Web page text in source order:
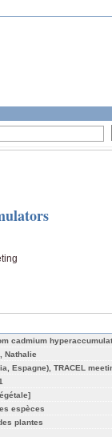
cadmium
Nathalie
Espagne), TRACEL
espèces
plantes